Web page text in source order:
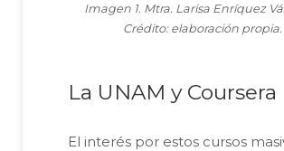
Imagen 1. Mtra. Larisa Enríquez
Crédito: elaboración propia.
La UNAM y Coursera
El interés por estos cursos